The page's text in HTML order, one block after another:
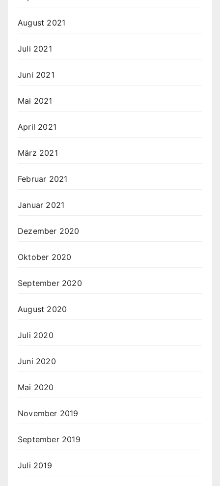
August 2021
Juli 2021
Juni 2021
Mai 2021
April 2021
März 2021
Februar 2021
Januar 2021
Dezember 2020
Oktober 2020
September 2020
August 2020
Juli 2020
Juni 2020
Mai 2020
November 2019
September 2019
Juli 2019